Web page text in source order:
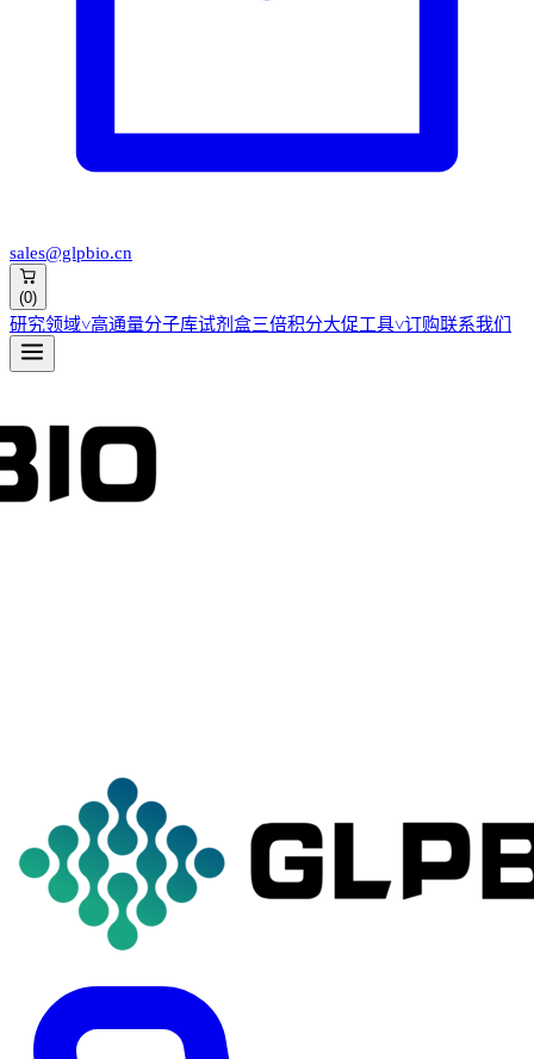
sales@glpbio.cn
(0)
研究领域˅高通量分子库试剂盒三倍积分大促工具˅订购联系我们